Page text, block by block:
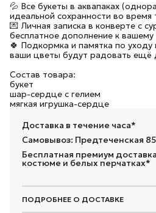
💦 Все букеты в аквапаках
идеальной сохранности во время
💌 Личная записка в конверте с
бесплатное дополнение к вашему
🍀 Подкормка и памятка по
ваши цветы будут радовать ещё
Состав товара:
букет
шар-сердце с гелием
мягкая игрушка-сердце
Доставка в течение часа*
Самовывоз: Предтеченская 85
Бесплатная премиум
костюме и белых перчатках*
ПОДРОБНЕЕ О ДОСТАВКЕ